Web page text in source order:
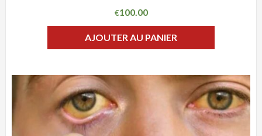
€100.00
AJOUTER AU PANIER